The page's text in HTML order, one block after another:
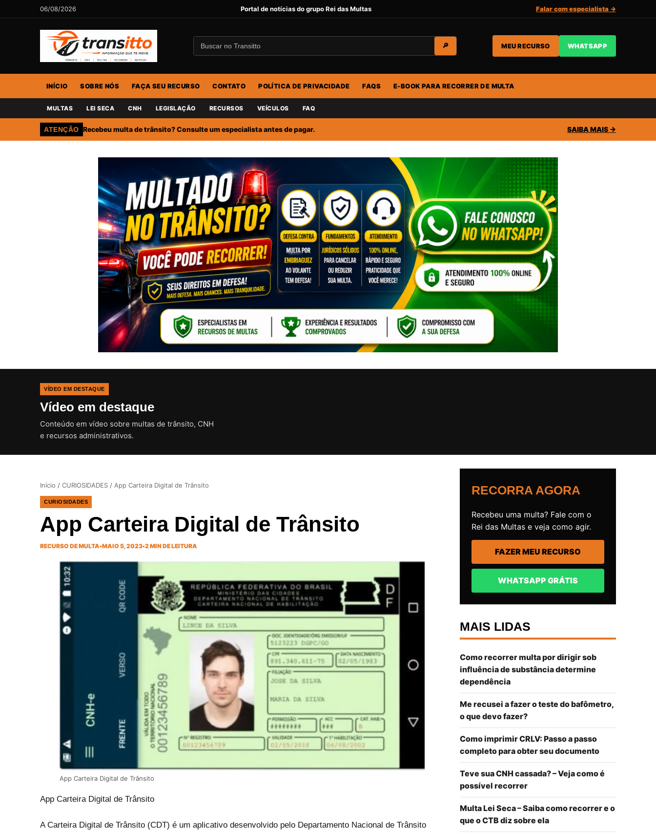
06/08/2026 Portal de notícias do grupo Rei das Multas Falar com especialista →
🔎 MEU RECURSO WHATSAPP
INÍCIO SOBRE NÓS FAÇA SEU RECURSO CONTATO POLÍTICA DE PRIVACIDADE FAQS E-BOOK PARA RECORRER DE MULTA
MULTAS LEI SECA CNH LEGISLAÇÃO RECURSOS VEÍCULOS FAQ
ATENÇÃO Recebeu multa de trânsito? Consulte um especialista antes de pagar. SAIBA MAIS →
VÍDEO EM DESTAQUE
Vídeo em destaque
Conteúdo em vídeo sobre multas de trânsito, CNH
e recursos administrativos.
Início / CURIOSIDADES / App Carteira Digital de Trânsito
CURIOSIDADES
App Carteira Digital de Trânsito
RECURSO DE MULTA•MAIO 5, 2023•2 MIN DE LEITURA
App Carteira Digital de Trânsito
App Carteira Digital de Trânsito
A Carteira Digital de Trânsito (CDT) é um aplicativo desenvolvido pelo Departamento Nacional de Trânsito
RECORRA AGORA
Recebeu uma multa? Fale com o
Rei das Multas e veja como agir.
FAZER MEU RECURSO
WHATSAPP GRÁTIS
MAIS LIDAS
Como recorrer multa por dirigir sob
influência de substância determine
dependência
Me recusei a fazer o teste do bafômetro,
o que devo fazer?
Como imprimir CRLV: Passo a passo
completo para obter seu documento
Teve sua CNH cassada? – Veja como é
possível recorrer
Multa Lei Seca – Saiba como recorrer e o
que o CTB diz sobre ela